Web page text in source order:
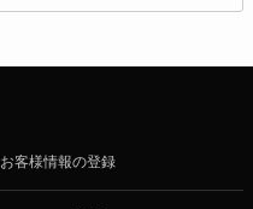
お客様情報の登録